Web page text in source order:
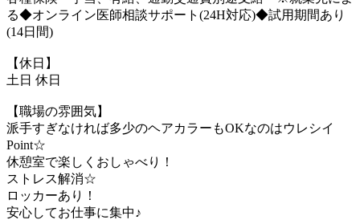
る◆オンライン医師相談サポート(24H対応)◆試用期間あり
(14日間)
【休日】
土日 休日
【職場の雰囲気】
派手すぎなければ多少のヘアカラーもOKなのはウレシイ
Point☆
休憩室で楽しくおしゃべり！
ストレス解消☆
ロッカーあり！
安心してお仕事に集中♪